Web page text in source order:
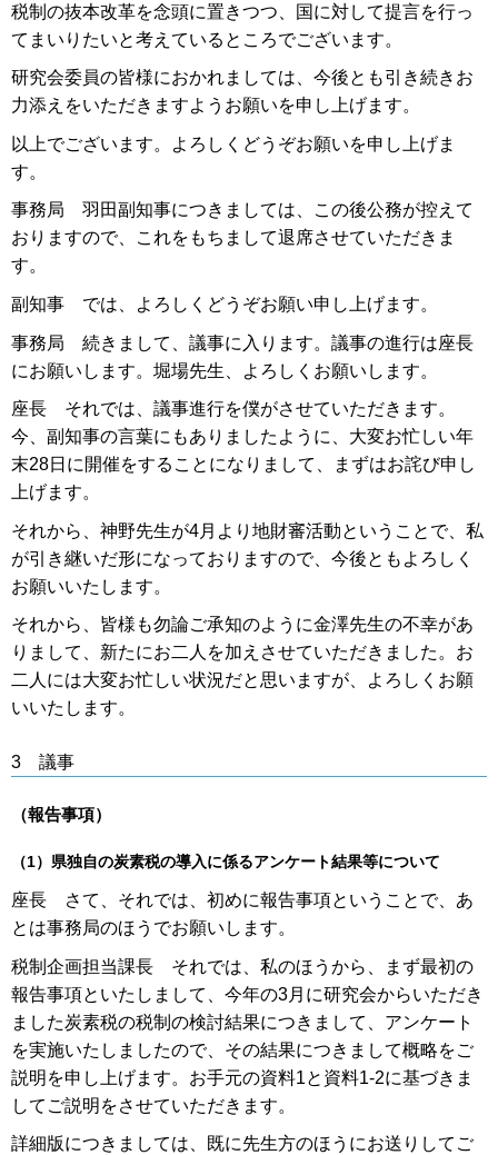
税制の抜本改革を念頭に置きつつ、国に対して提言を行っ
てまいりたいと考えているところでございます。
研究会委員の皆様におかれましては、今後とも引き続きお
力添えをいただきますようお願いを申し上げます。
以上でございます。よろしくどうぞお願いを申し上げま
す。
事務局 羽田副知事につきましては、この後公務が控えて
おりますので、これをもちまして退席させていただきま
す。
副知事 では、よろしくどうぞお願い申し上げます。
事務局 続きまして、議事に入ります。議事の進行は座長
にお願いします。堀場先生、よろしくお願いします。
座長 それでは、議事進行を僕がさせていただきます。
今、副知事の言葉にもありましたように、大変お忙しい年
末28日に開催をすることになりまして、まずはお詫び申し
上げます。
それから、神野先生が4月より地財審活動ということで、私
が引き継いだ形になっておりますので、今後ともよろしく
お願いいたします。
それから、皆様も勿論ご承知のように金澤先生の不幸があ
りまして、新たにお二人を加えさせていただきました。お
二人には大変お忙しい状況だと思いますが、よろしくお願
いいたします。
3 議事
（報告事項）
（1）県独自の炭素税の導入に係るアンケート結果等について
座長 さて、それでは、初めに報告事項ということで、あ
とは事務局のほうでお願いします。
税制企画担当課長 それでは、私のほうから、まず最初の
報告事項といたしまして、今年の3月に研究会からいただき
ました炭素税の税制の検討結果につきまして、アンケート
を実施いたしましたので、その結果につきまして概略をご
説明を申し上げます。お手元の資料1と資料1-2に基づきま
してご説明をさせていただきます。
詳細版につきましては、既に先生方のほうにお送りしてご